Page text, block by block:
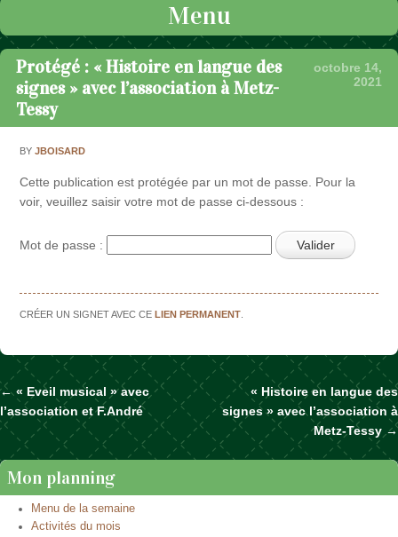
Menu
Passer au contenu
Protégé : « Histoire en langue des
signes » avec l’association à Metz-
Tessy
octobre 14,
2021
BYJBOISARD
Cette publication est protégée par un mot de passe. Pour la
voir, veuillez saisir votre mot de passe ci-dessous :
Mot de passe :
CRÉER UN SIGNET AVEC CELIEN PERMANENT
Naviguer dans les articles
←« Eveil musical » avec
l’association et F.André
« Histoire en langue des
signes » avec l’association à
Metz-Tessy →
Mon planning
Menu de la semaine
Activités du mois